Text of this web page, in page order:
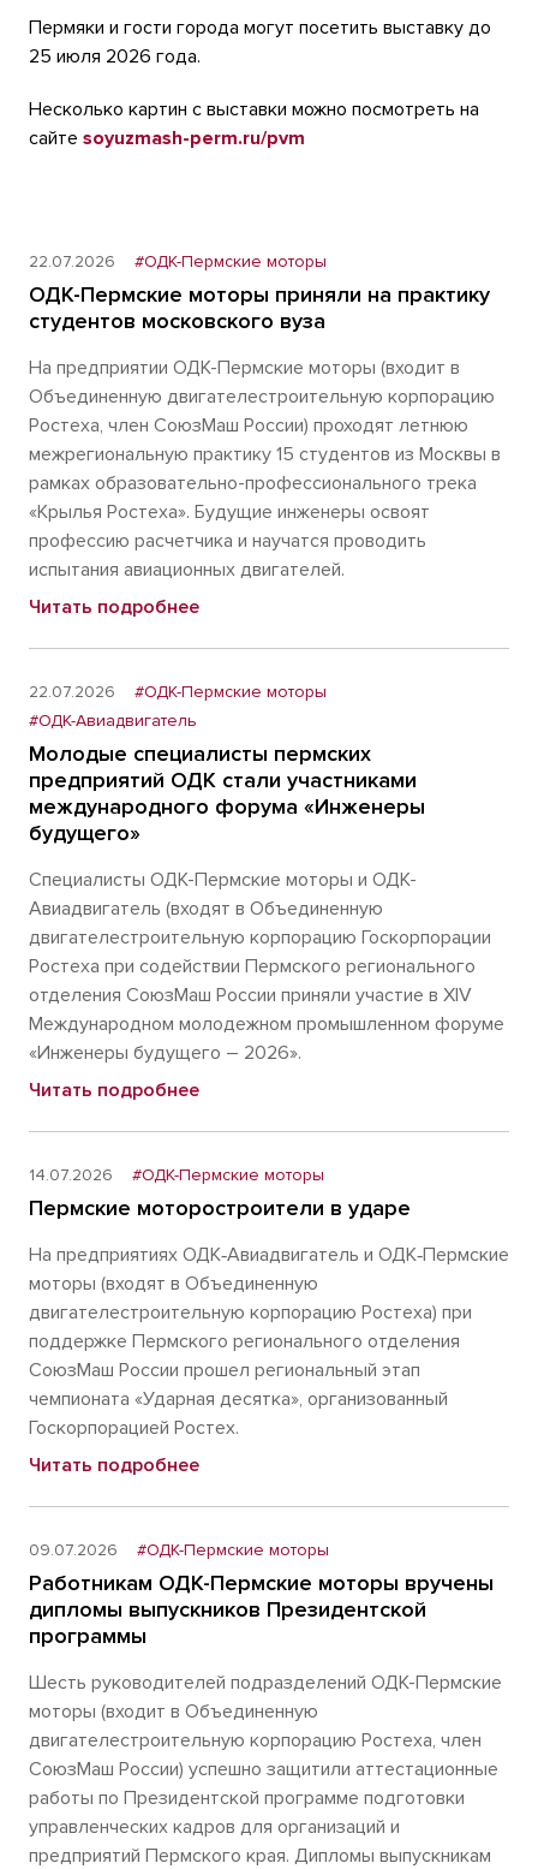
Пермяки и гости города могут посетить выставку до
25 июля 2026 года.
Несколько картин с выставки можно посмотреть на
сайте soyuzmash-perm.ru/pvm
22.07.2026 #ОДК-Пермские моторы
ОДК-Пермские моторы приняли на практику
студентов московского вуза
На предприятии ОДК-Пермские моторы (входит в
Объединенную двигателестроительную корпорацию
Ростеха, член СоюзМаш России) проходят летнюю
межрегиональную практику 15 студентов из Москвы в
рамках образовательно-профессионального трека
«Крылья Ростеха». Будущие инженеры освоят
профессию расчетчика и научатся проводить
испытания авиационных двигателей.
Читать подробнее
22.07.2026
#ОДК-Пермские моторы
#ОДК-Авиадвигатель
Молодые специалисты пермских
предприятий ОДК стали участниками
международного форума «Инженеры
будущего»
Специалисты ОДК-Пермские моторы и ОДК-
Авиадвигатель (входят в Объединенную
двигателестроительную корпорацию Госкорпорации
Ростеха при содействии Пермского регионального
отделения СоюзМаш России приняли участие в XIV
Международном молодежном промышленном форуме
«Инженеры будущего – 2026».
Читать подробнее
14.07.2026 #ОДК-Пермские моторы
Пермские моторостроители в ударе
На предприятиях ОДК‑Авиадвигатель и ОДК‑Пермские
моторы (входят в Объединенную
двигателестроительную корпорацию Ростеха) при
поддержке Пермского регионального отделения
СоюзМаш России прошел региональный этап
чемпионата «Ударная десятка», организованный
Госкорпорацией Ростех.
Читать подробнее
09.07.2026 #ОДК-Пермские моторы
Работникам ОДК-Пермские моторы вручены
дипломы выпускников Президентской
программы
Шесть руководителей подразделений ОДК-Пермские
моторы (входит в Объединенную
двигателестроительную корпорацию Ростеха, член
СоюзМаш России) успешно защитили аттестационные
работы по Президентской программе подготовки
управленческих кадров для организаций и
предприятий Пермского края. Дипломы выпускникам